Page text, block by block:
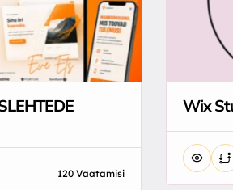
120 Vaatamisi
Wix